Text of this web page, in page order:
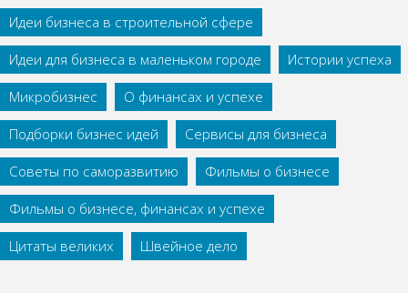
Идеи бизнеса в строительной сфере
Идеи для бизнеса в маленьком городе
Истории успеха
Микробизнес
О финансах и успехе
Подборки бизнес идей
Сервисы для бизнеса
Советы по саморазвитию
Фильмы о бизнесе
Фильмы о бизнесе, финансах и успехе
Цитаты великих
Швейное дело